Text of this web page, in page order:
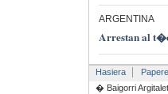
ARGENTINA
Arrestan al
Hasiera
� Baigorri